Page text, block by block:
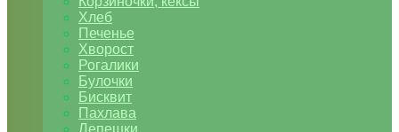
Хлеб
Печенье
Хворост
Рогалики
Булочки
Бисквит
Пахлава
Лепешки